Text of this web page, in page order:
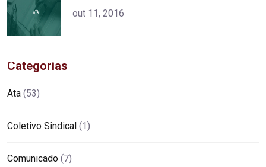
alt="product">
out 11, 2016
Categorias
Ata (53)
Coletivo Sindical (1)
Comunicado (7)